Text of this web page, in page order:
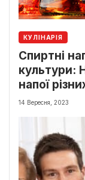
КУЛІНАРІЯ
Спиртні
культури:
напої
14 Вересня, 2023